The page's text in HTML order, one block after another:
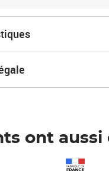
ont